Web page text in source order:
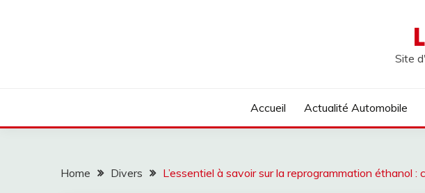
Site
Accueil Actualité Automobile
Home Divers L’essentiel à savoir sur la reprogrammation éthanol :